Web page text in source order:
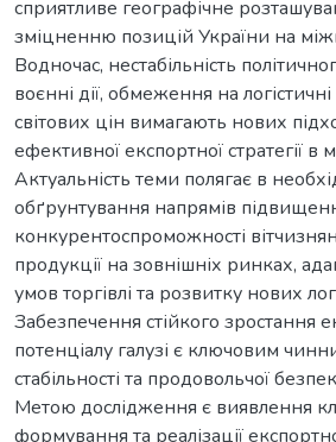
сприятливе географічне
зміцненню позицій України на
Водночас, нестабільність
воєнні дії, обмеження на
світових цін вимагають нових
ефективної експортної стратегії в
Актуальність теми полягає в
обґрунтування напрямів
конкурентоспроможності
продукції на зовнішніх ринках,
умов торгівлі та розвитку нових
Забезпечення стійкого зростання
потенціалу галузі є ключовим
стабільності та продовольчої
Метою дослідження є виявлення
формування та реалізації